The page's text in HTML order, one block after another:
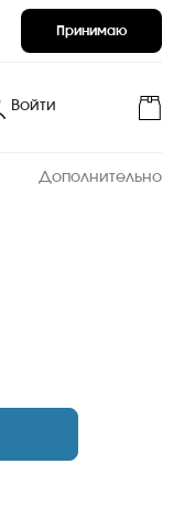
Принимаю
Войти
Дополнительно